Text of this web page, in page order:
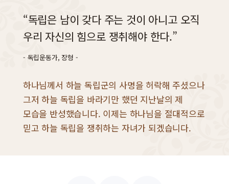
“독립은 남이 갖다 주는 것이 아니고 오직
우리 자신의 힘으로 쟁취해야 한다.”
독립운동가, 장형
하나님께서 하늘 독립군의 사명을 허락해 주셨으나
그저 하늘 독립을 바라기만 했던 지난날의 제
모습을 반성했습니다. 이제는 하나님을 절대적으로
믿고 하늘 독립을 쟁취하는 자녀가 되겠습니다.